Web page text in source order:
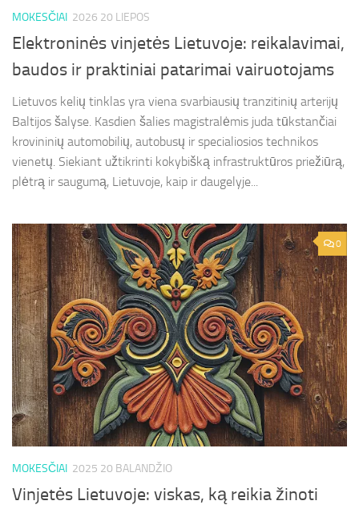
MOKESČIAI 2026 20 LIEPOS
Elektroninės vinjetės Lietuvoje: reikalavimai,
baudos ir praktiniai patarimai vairuotojams
Lietuvos kelių tinklas yra viena svarbiausių tranzitinių arterijų
Baltijos šalyse. Kasdien šalies magistralėmis juda tūkstančiai
krovininių automobilių, autobusų ir specialiosios technikos
vienetų. Siekiant užtikrinti kokybišką infrastruktūros priežiūrą,
plėtrą ir saugumą, Lietuvoje, kaip ir daugelyje...
0
MOKESČIAI 2025 20 BALANDŽIO
Vinjetės Lietuvoje: viskas, ką reikia žinoti